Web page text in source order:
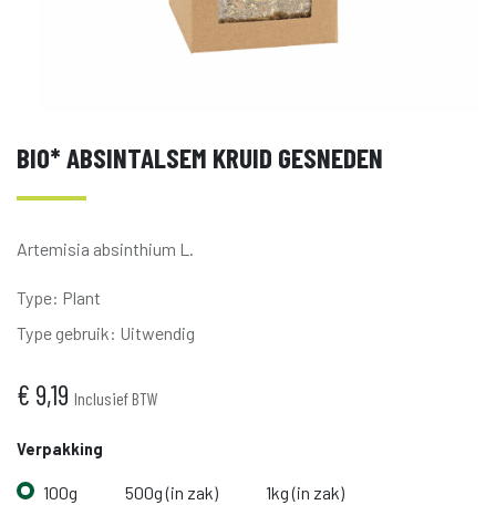
BIO* ABSINTALSEM KRUID GESNEDEN
Artemisia absinthium L.
Type: Plant
Type gebruik: Uitwendig
€ 9,19 Inclusief BTW
Verpakking
100g 500g (in zak) 1kg (in zak)